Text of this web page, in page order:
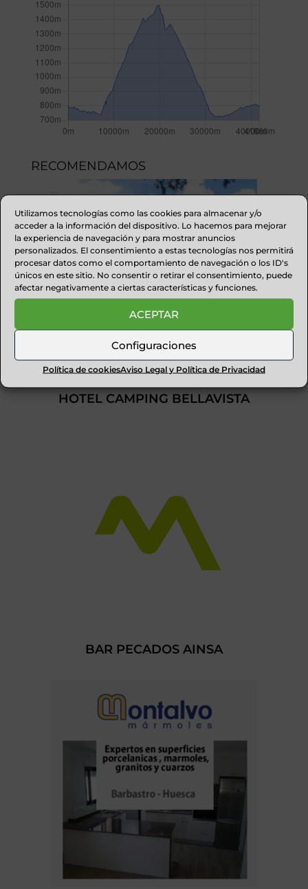
Utilizamos tecnologías como las cookies para almacenar y/o
acceder a la información del dispositivo. Lo hacemos para mejorar
la experiencia de navegación y para mostrar anuncios
personalizados. El consentimiento a estas tecnologías nos permitirá
procesar datos como el comportamiento de navegación o los ID's
únicos en este sitio. No consentir o retirar el consentimiento, puede
afectar negativamente a ciertas características y funciones.
ACEPTAR
Configuraciones
Política de cookiesAviso Legal y Política de Privacidad
RECOMENDAMOS
HOTEL CAMPING BELLAVISTA
BAR PECADOS AINSA